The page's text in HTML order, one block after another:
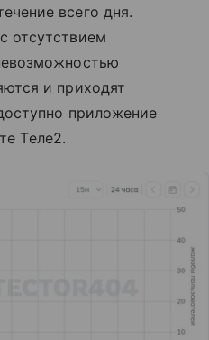
всего дня.
отсутствием
и приходят
приложение
Tеле2.